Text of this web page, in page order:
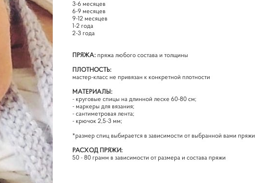
3-6 месяцев
6-9 месяцев
9-12 месяцев
1-2 года
2-3 года
ПРЯЖА: пряжа любого состава и толщины
ПЛОТНОСТЬ:
мастер-класс не привязан к конкретной плотности
МАТЕРИАЛЫ:
- круговые спицы на длинной леске 60-80 см;
- маркеры для вязания;
- сантиметровая лента;
- крючок 2,5-3 мм;
*размер спиц выбирается в зависимости от выбранной вами пряжи
РАСХОД ПРЯЖИ:
50 - 80 грамм в зависимости от размера и состава пряжи